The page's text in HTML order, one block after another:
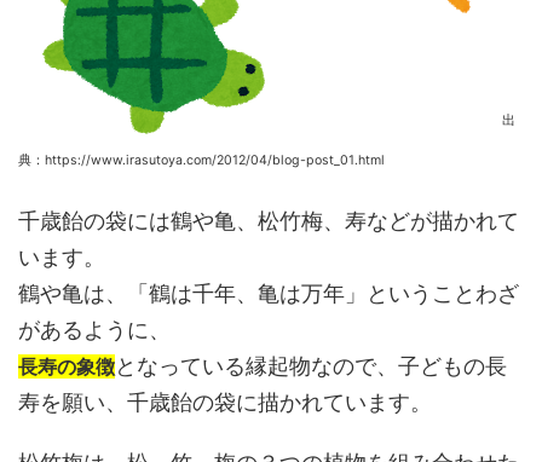
出
典：https://www.irasutoya.com/2012/04/blog-post_01.html
千歳飴の袋には鶴や亀、松竹梅、寿などが描かれて
います。
鶴や亀は、「鶴は千年、亀は万年」ということわざ
があるように、
長寿の象徴となっている縁起物なので、子どもの長
寿を願い、千歳飴の袋に描かれています。